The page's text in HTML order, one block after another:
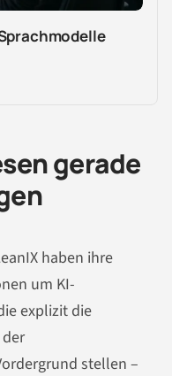
gerade
haben ihre
um KI-
explizit die
stellen –